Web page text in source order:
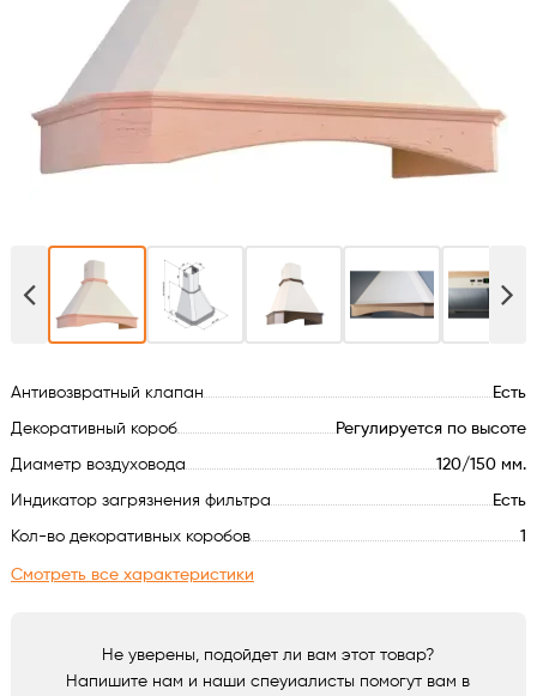
Духовые шкафы
Варочные поверхности
Микроволновые печи
Посудомойки
Стиральные машины
Холодильное оборудование
Аксессуары
Антивозвратный клапан Есть
Декоративный короб Регулируется по высоте
Диаметр воздуховода 120/150 мм.
Индикатор загрязнения фильтра Есть
Кол-во декоративных коробов 1
Смотреть все характеристики
Не уверены, подойдет ли вам этот товар?
Напишите нам и наши спеуиалисты помогут вам в